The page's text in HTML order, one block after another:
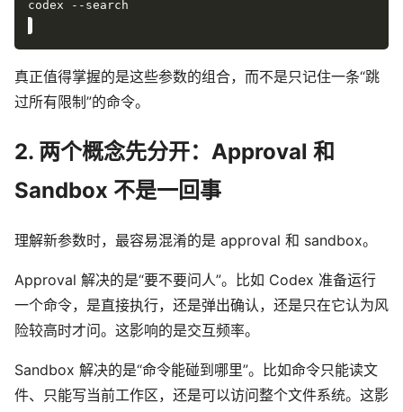
真正值得掌握的是这些参数的组合，而不是只记住一条“跳
过所有限制”的命令。
2. 两个概念先分开：Approval 和
Sandbox 不是一回事
理解新参数时，最容易混淆的是 approval 和 sandbox。
Approval 解决的是“要不要问人”。比如 Codex 准备运行
一个命令，是直接执行，还是弹出确认，还是只在它认为风
险较高时才问。这影响的是交互频率。
Sandbox 解决的是“命令能碰到哪里”。比如命令只能读文
件、只能写当前工作区，还是可以访问整个文件系统。这影